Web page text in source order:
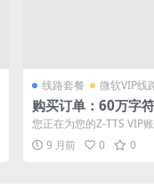
线路套餐 微软VIP线
购买订单：60万字
餐 – 微软VIP线路
您正在为您的Z-TTS VIP
增值字符包。请核对以下
息： 套餐详情...
9 月前 0 0